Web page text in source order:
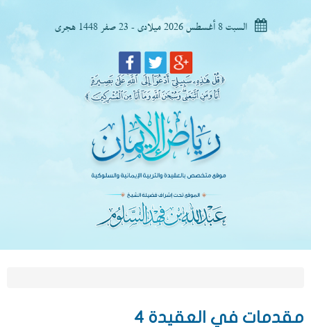
السبت 8 أغسطس 2026 ميلادى - 23 صفر 1448 هجرى
مقدمات في العقيدة 4